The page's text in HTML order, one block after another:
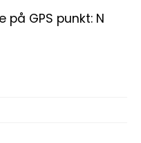
på GPS punkt: N